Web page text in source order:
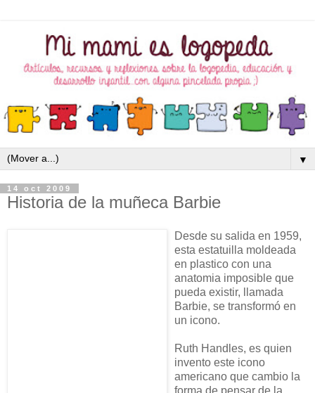
▼
14 oct 2009
Historia de la muñeca Barbie
Desde su salida en 1959,
esta estatuilla moldeada
en plastico con una
anatomia imposible que
pueda existir, llamada
Barbie, se transformó en
un icono.
Ruth Handles, es quien
invento este icono
americano que cambio la
forma de pensar de la